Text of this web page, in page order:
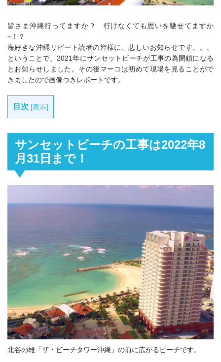
皆さま沖縄行ってますか？ 行けなくても思いを馳せてますか
~！？
海好きな沖縄リピート読者の皆様に、悲しいお知らせです。。。
ということで、2021年にサンセットビーチが工事の為閉鎖になる
とお知らせしました。その後マーコは初めて現場を見ることがで
きましたので画像つきレポートです。
目次 [表示]
サンセットビーチの工事は2022年8
月31日まで！
北谷の雄「ザ・ビーチタワー沖縄」の前に広がるビーチです。